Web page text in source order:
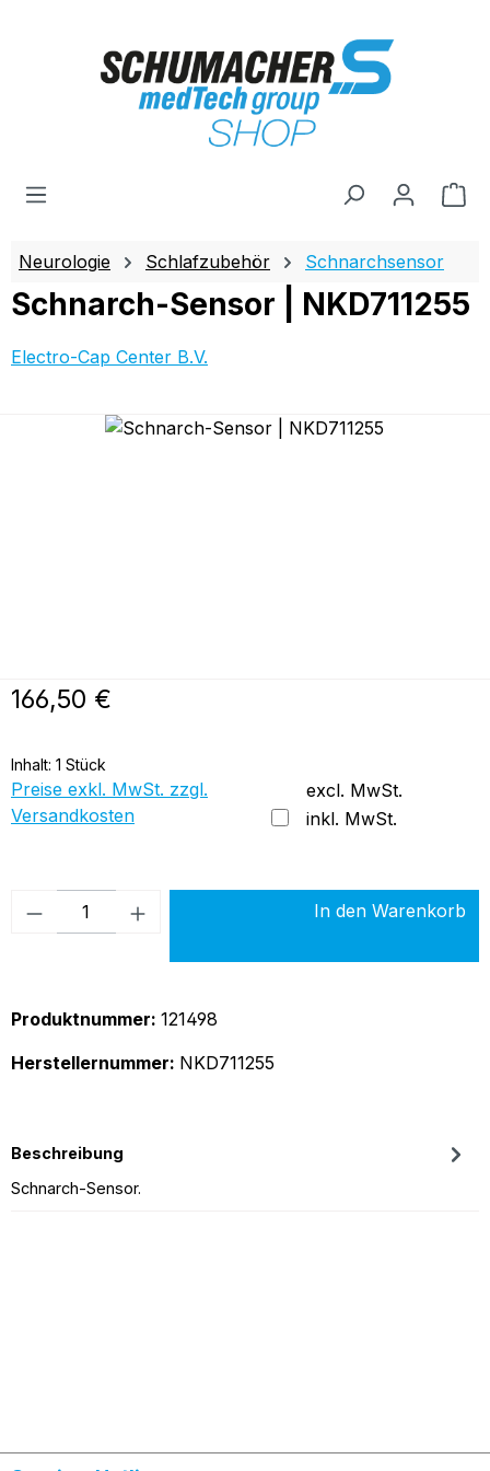
Neurologie Schlafzubehör Schnarchsensor
Schnarch-Sensor | NKD711255
Electro-Cap Center B.V.
Bildergalerie überspringen
Regulärer Preis:
166,50 €
Inhalt: 1 Stück
Preise exkl. MwSt. zzgl.
Versandkosten
excl. MwSt.
inkl. MwSt.
Produkt Anzahl: Gib den gewünschten
In den Warenkorb
Produktnummer: 121498
Herstellernummer: NKD711255
Beschreibung
Schnarch-Sensor.